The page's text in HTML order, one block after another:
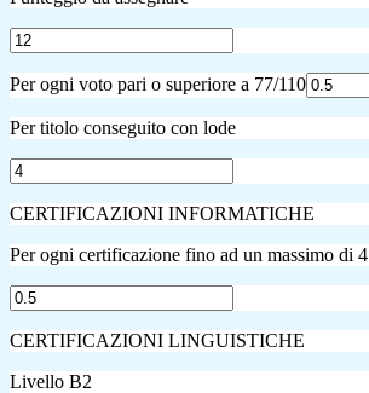
Per ogni voto pari o superiore a 77/110
Per titolo conseguito con lode
CERTIFICAZIONI INFORMATICHE
Per ogni certificazione fino ad un massimo di 4
CERTIFICAZIONI LINGUISTICHE
Livello B2